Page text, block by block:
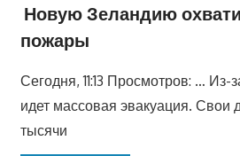
Новую Зеландию
пожары
Сегодня, 11:13 Просмотров: … Из-
идет массовая эвакуация. Свои
тысячи